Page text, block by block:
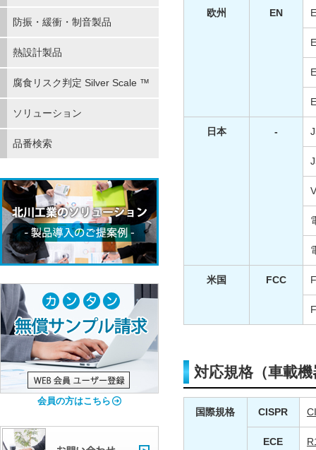
欧州 EN
日本 -
米国 FCC
対応規格（車載機
国際規格 CISPR
ECE
防振・緩衝・制音製品
熱設計製品
腐食リスク判定 Silver Scale ™
ソリューション
品番検索
会員の方はこちら